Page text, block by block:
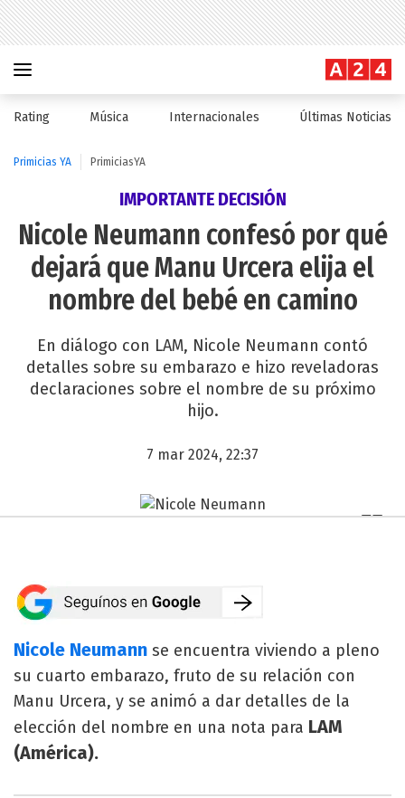
Rating Música Internacionales Últimas Noticias
Primicias YA PrimiciasYA
IMPORTANTE DECISIÓN
Nicole Neumann confesó por qué
dejará que Manu Urcera elija el
nombre del bebé en camino
En diálogo con LAM, Nicole Neumann contó
detalles sobre su embarazo e hizo reveladoras
declaraciones sobre el nombre de su próximo
hijo.
7 mar 2024, 22:37
Nicole Neumann se encuentra viviendo a pleno
su cuarto embarazo, fruto de su relación con
Manu Urcera, y se animó a dar detalles de la
elección del nombre en una nota para LAM
(América).